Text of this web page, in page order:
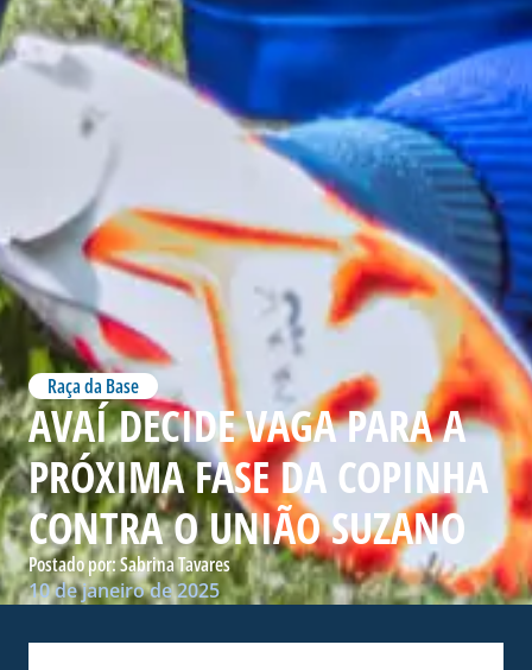
Raça da Base
AVAÍ DECIDE VAGA PARA A
PRÓXIMA FASE DA COPINHA
CONTRA O UNIÃO SUZANO
Postado por:Sabrina Tavares
10 de janeiro de 2025